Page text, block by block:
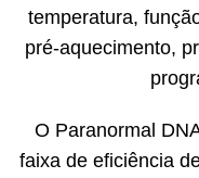
temperatura,
pré-aquecimento,
O Paranormal
faixa de eficiência